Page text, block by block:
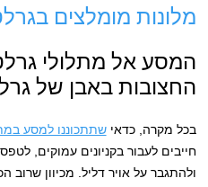
מלונות מומלצים
המסע אל מתלולי
החצובות באבן של
בכל מקרה, כדאישתתכוננו למסע
חייבים לעבור בקניונים עמוקים,
ולהתגבר על אויר דליל. מכיוון שרוב